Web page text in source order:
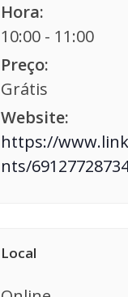
Hora:
10:00 - 11:00
Preço:
Grátis
Website:
https://
nts/
Local